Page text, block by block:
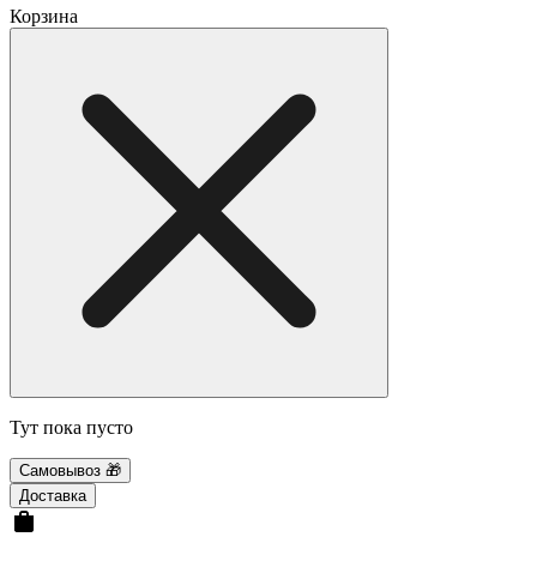
Корзина
Тут пока пусто
Самовывоз 🎁
Доставка